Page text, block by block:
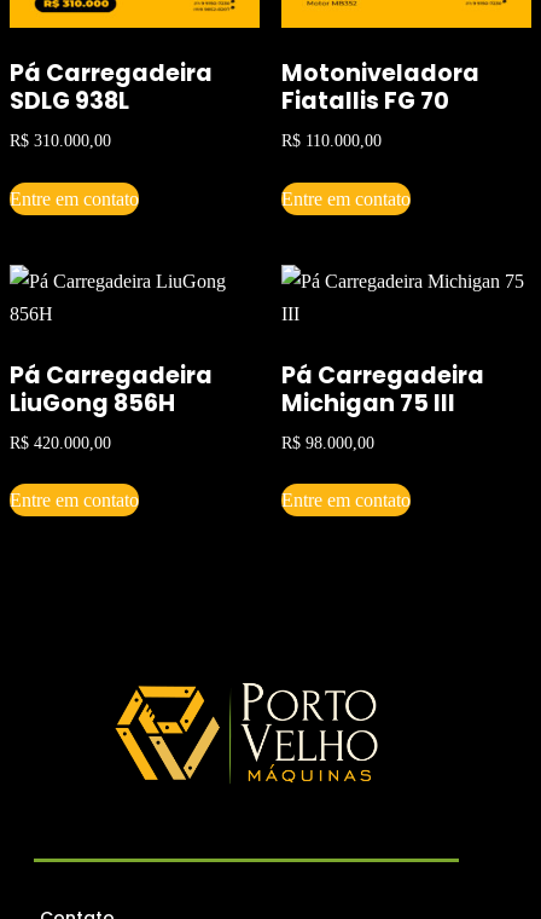
Pá Carregadeira
SDLG 938L
R$ 310.000,00
Entre em contato
Motoniveladora
Fiatallis FG 70
R$110.000,00
Entre em contato
Pá Carregadeira
LiuGong 856H
R$ 420.000,00
Entre em contato
Pá Carregadeira
Michigan 75 III
R$98.000,00
Entre em contato